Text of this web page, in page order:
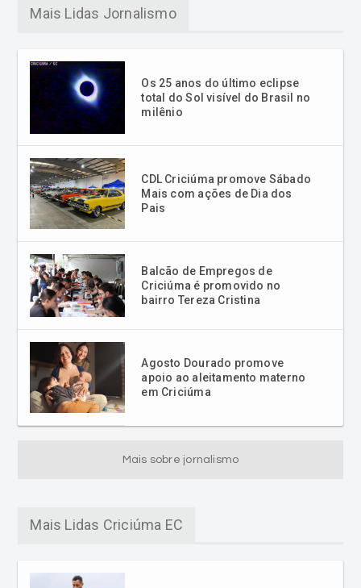
Mais Lidas Jornalismo
Os 25 anos do último eclipse
total do Sol visível do Brasil no
milênio
CDL Criciúma promove Sábado
Mais com ações de Dia dos
Pais
Balcão de Empregos de
Criciúma é promovido no
bairro Tereza Cristina
Agosto Dourado promove
apoio ao aleitamento materno
em Criciúma
Mais sobre jornalismo
Mais Lidas Criciúma EC